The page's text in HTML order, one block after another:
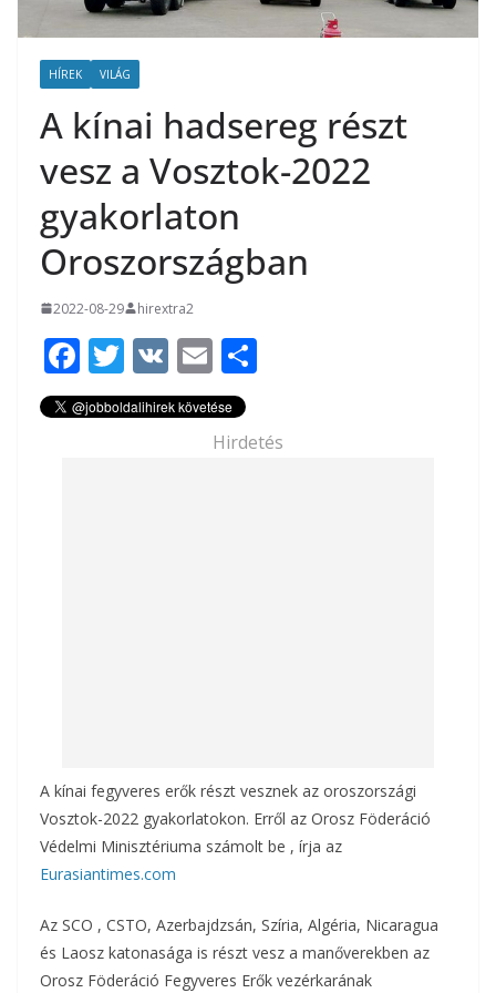
HÍREK VILÁG
A kínai hadsereg részt
vesz a Vosztok-2022
gyakorlaton
Oroszországban
2022-08-29 hirextra2
F
ac
e
T
w
itt
V
K
E
m
ai
l
za
m
Hirdetés
A kínai fegyveres erők részt vesznek az oroszországi
Vosztok-2022 gyakorlatokon. Erről az Orosz Föderáció
Védelmi Minisztériuma számolt be , írja az
Eurasiantimes.com
Az SCO , CSTO, Azerbajdzsán, Szíria, Algéria, Nicaragua
és Laosz katonasága is részt vesz a manőverekben az
Orosz Föderáció Fegyveres Erők vezérkarának